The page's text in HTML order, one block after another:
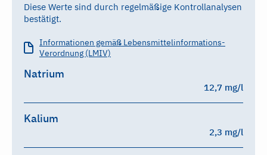
Diese Werte sind durch regelmäßige Kontrollanalysen
bestätigt.
Informationen gemäß Lebensmittelinformations-
Verordnung (LMIV)
Natrium
12,7 mg/l
Kalium
2,3 mg/l